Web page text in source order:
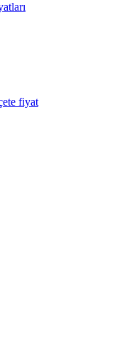
fiyat